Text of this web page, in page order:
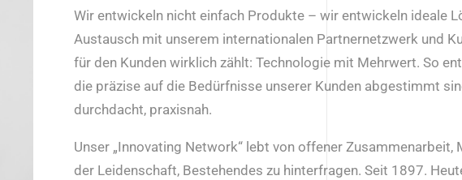
Wir entwickeln nicht einfach Produkte – wir entwickeln ideale
Austausch mit unserem internationalen Partnernetzwerk und
für den Kunden wirklich zählt: Technologie mit Mehrwert. So
die präzise auf die Bedürfnisse unserer Kunden abgestimmt
durchdacht, praxisnah.
Unser „Innovating Network“ lebt von offener Zusammenarbeit,
der Leidenschaft, Bestehendes zu hinterfragen. Seit 1897.